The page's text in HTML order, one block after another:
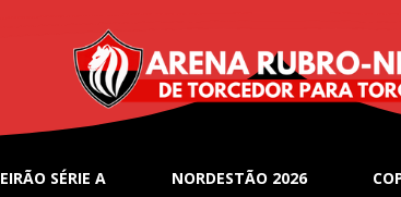
SÉRIE A NORDESTÃO 2026